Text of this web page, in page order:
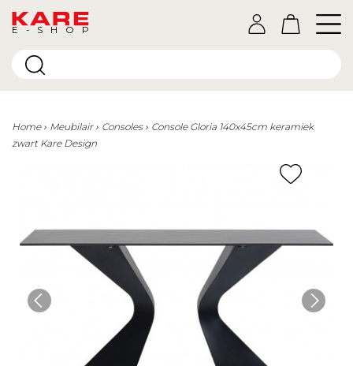
E-SHOP
Home Meubilair Consoles
Console Gloria 140x45cm keramiek
zwart Kare Design